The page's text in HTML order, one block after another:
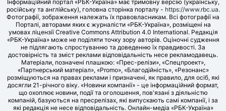
Інформаційний портал «РБК-Україна» має тримовну версію (українську,
російську та англійську), головна сторінка порталу - https://www.rbc.ua.
Фотографії, зображення належать їх правовласникам. Всі фотографії на
Порталі, авторами яких є журналісти «РБК-Україна», розміщені на
умовах ліцензії Creative Commons Attribution 4.0 International. Редакція
«РБК-Україна» може не поділяти точку зору авторів. Оціночні судження
не підлягають спростуванню та доведенню їх правдивості. За
достовірність та зміст реклами відповідальність несе рекламодавець.
Матеріали, позначені плашкою: «Прес-релізи», «Спецпроект»,
«Партнерський матеріал», «Promo», «Благодійність», «Резонанс»
розміщуються на правах реклами і призначені, як правило, для осіб, які
досягли 21-річного віку. «Новини компанії» - це інформаційний формат,
що охоплює новини, події та оголошення, пов'язані з діяльністю
компаній, базуються на пресрелізах, які випускають самі компанії, і за
які редакція не несе відповідальність. Онлайн-медіа «РБК-Україна»